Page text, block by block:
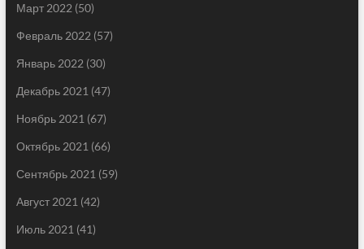
Март 2022 (50)
Февраль 2022 (57)
Январь 2022 (30)
Декабрь 2021 (47)
Ноябрь 2021 (67)
Октябрь 2021 (66)
Сентябрь 2021 (59)
Август 2021 (42)
Июль 2021 (41)